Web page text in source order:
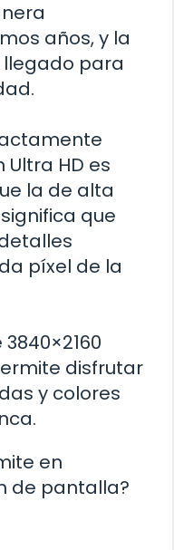
años, y la
llegado para
Ultra HD es
la de alta
que
píxel de la
disfrutar
y colores
en
de pantalla?